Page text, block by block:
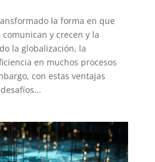
la forma en que
y crecen y la
la globalización, la
en muchos procesos
con estas ventajas